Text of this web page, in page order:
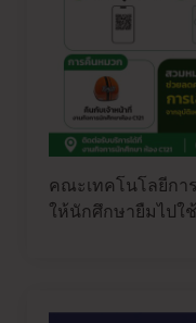
คณะเทคโนโลยีกา
ให้นักศึกษายืมไปใ